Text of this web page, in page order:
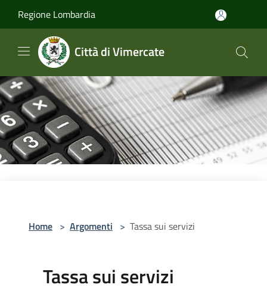
Regione Lombardia
Città di Vimercate
Home > Argomenti > Tassa sui servizi
Tassa sui servizi